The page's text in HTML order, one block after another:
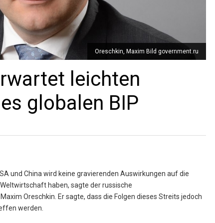
Oreschkin, Maxim Bild government.ru
leichten
globalen BIP
und China wird keine gravierenden Auswirkungen auf die
haben, sagte der russische
Oreschkin. Er sagte, dass die Folgen dieses Streits jedoch
werden.